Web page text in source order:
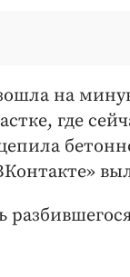
на
где